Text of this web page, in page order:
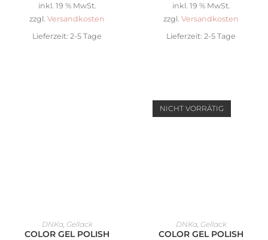
inkl. 19 % MwSt.
zzgl. Versandkosten
Lieferzeit: 2-5 Tage
inkl. 19 % MwSt.
zzgl. Versandkosten
Lieferzeit: 2-5 Tage
IN DEN WARENKORB
DNKa, Gellack
COLOR GEL POLISH
NICHT VORRÄTIG
WEITERLESEN
DNKa, Gellack
COLOR GEL POLISH